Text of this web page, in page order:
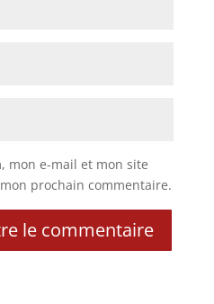
mon e-mail et mon site
prochain commentaire.
le commentaire